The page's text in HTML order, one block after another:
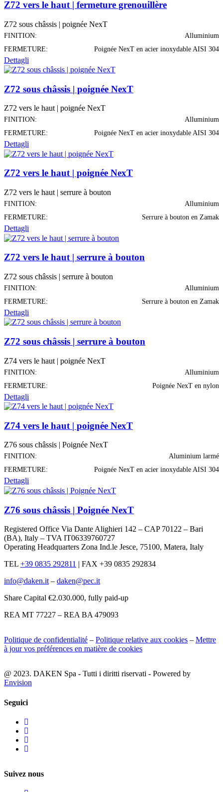
Z72 vers le haut | fermeture grenouillère
Z72 sous châssis | poignée NexT
FINITION:
Alluminium
FERMETURE:
Poignée NexT en acier inoxydable AISI 304
Dettagli
Z72 sous châssis | poignée NexT
Z72 vers le haut | poignée NexT
FINITION:
Alluminium
FERMETURE:
Poignée NexT en acier inoxydable AISI 304
Dettagli
Z72 vers le haut | poignée NexT
Z72 vers le haut | serrure à bouton
FINITION:
Alluminium
FERMETURE:
Serrure à bouton en Zamak
Dettagli
Z72 vers le haut | serrure à bouton
Z72 sous châssis | serrure à bouton
FINITION:
Alluminium
FERMETURE:
Serrure à bouton en Zamak
Dettagli
Z72 sous châssis | serrure à bouton
Z74 vers le haut | poignée NexT
FINITION:
Alluminium
FERMETURE:
Poignée NexT en nylon
Dettagli
Z74 vers le haut | poignée NexT
Z76 sous châssis | Poignée NexT
FINITION:
Aluminium larmé
FERMETURE:
Poignée NexT en acier inoxydable AISI 304
Dettagli
Z76 sous châssis | Poignée NexT
Registered Office Via Dante Alighieri 142 – CAP 70122 – Bari
(BA), Italy – TVA IT06339760727
Operating Headquarters Zona Ind.le Jesce, 75100, Matera, Italy
TEL +39 0835 292811 | FAX +39 0835 292834
info@daken.it – daken@pec.it
Share Capital €2.030.000, fully paid-up
REA MT 77227 – REA BA 479093
Politique de confidentialité – Politique relative aux cookies – Mettre
à jour vos préférences en matière de cookies
@ 2023. DAKEN Spa - Tutti i diritti riservati - Powered by
Envision
Seguici
Suivez nous